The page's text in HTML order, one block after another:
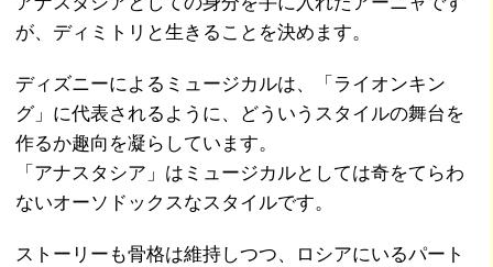
が、ディミトリと生きることを決めます。
ディズニーによるミュージカルは、「ライオンキン
グ」に代表されるように、どういうスタイルの舞台を
作るか趣向を凝らしています。
「アナスタシア」はミュージカルとしては奇をてらわ
ないオーソドックスなスタイルです。
ストーリーも骨格は維持しつつ、ロシアにいるパート